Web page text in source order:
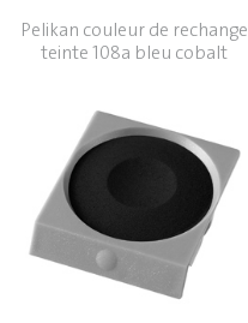
Pelikan couleur de rechange
teinte 108a bleu cobalt